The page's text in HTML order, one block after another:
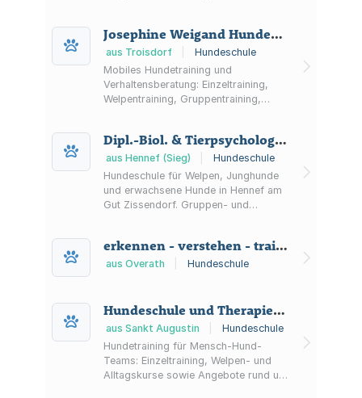
Josephine Weigand Hundesscule Sechs Beine eine Leine
aus Troisdorf
Hundeschule
Mobiles Hundetraining und
Verhaltensberatung: Einzeltraining,
Welpentraining, Gruppentraining,
Grenzen und faire Grenzsetzungen.Dipl.-Biol. & Tierpsychologin Victoria Warstat
aus Hennef (Sieg)
Hundeschule
Hundeschule für Welpen, Junghunde
und erwachsene Hunde in Hennef am
Gut Zissendorf. Gruppen- und
tierpsychologische Beratung im Raum
Rhein-Sieg-Kreis/Köln-Bonn.
erkennen - verstehen - trainieren
aus Overath Hundeschule
Hundeschule und Therapiehundezentrum Jacobs
aus Sankt Augustin
Hundeschule
Hundetraining für Mensch-Hund-
Teams: Einzeltraining, Welpen- und
Alltagskurse sowie Angebote rund um